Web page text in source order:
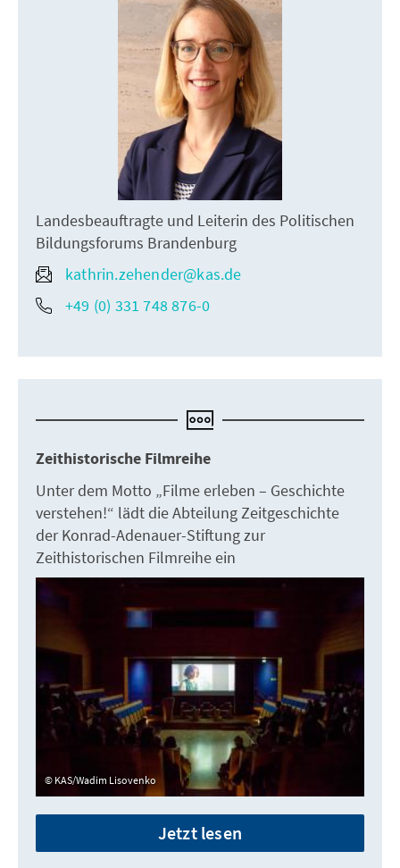
Landesbeauftragte und Leiterin des Politischen
Bildungsforums Brandenburg
kathrin.zehender@kas.de
+49 (0) 331 748 876-0
Zeithistorische Filmreihe
Unter dem Motto „Filme erleben – Geschichte
verstehen!“ lädt die Abteilung Zeitgeschichte
der Konrad-Adenauer-Stiftung zur
Zeithistorischen Filmreihe ein
KAS/Wadim Lisovenko
Jetzt lesen